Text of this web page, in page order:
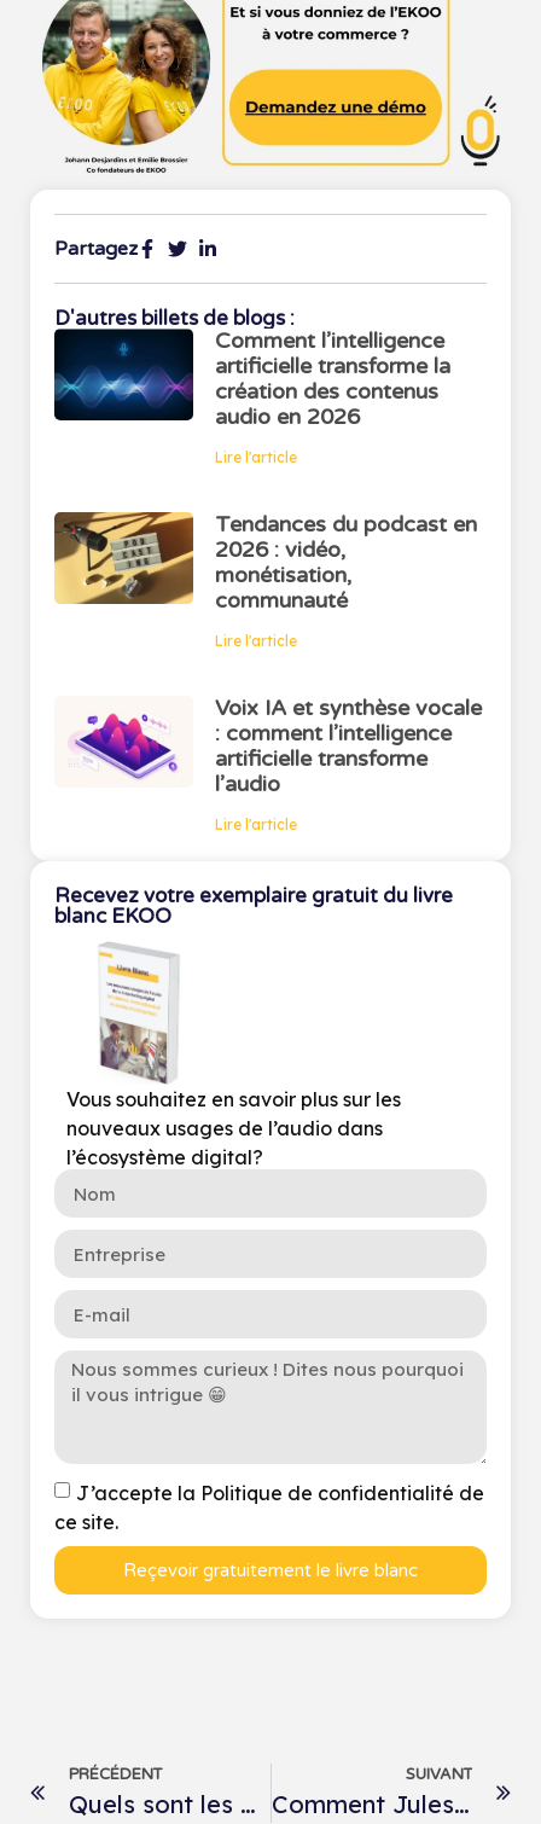
Partagez
D'autres billets de blogs :
Comment l’intelligence
artificielle transforme la
création des contenus
audio en 2026
Lire l'article
Tendances du podcast en
2026 : vidéo,
monétisation,
communauté
Lire l'article
Voix IA et synthèse vocale
: comment l’intelligence
artificielle transforme
l’audio
Lire l'article
Recevez votre exemplaire gratuit du livre
blanc EKOO
Vous souhaitez en savoir plus sur les
nouveaux usages de l’audio dans
l’écosystème digital?
J’accepte la Politique de confidentialité de
ce site.
Reçevoir gratuitement le livre blanc
PRÉCÉDENT
Quels sont les podcasts les plus écoutés dans le monde ?
SUIVANT
Comment Jules raconte les secrets de ses vêtements avec Ekoo ?